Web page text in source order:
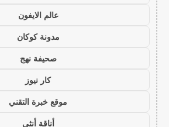
عالم الايفون
مدونة كوكان
صحيفة نهج
كار نيوز
موقع خبرة التقني
أناقة أنثى